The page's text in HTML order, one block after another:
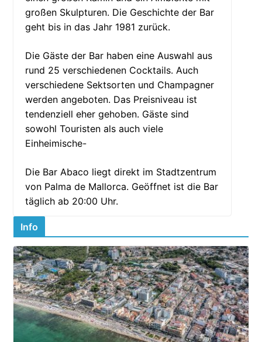
großen Skulpturen. Die Geschichte der Bar
geht bis in das Jahr 1981 zurück.
Die Gäste der Bar haben eine Auswahl aus
rund 25 verschiedenen Cocktails. Auch
verschiedene Sektsorten und Champagner
werden angeboten. Das Preisniveau ist
tendenziell eher gehoben. Gäste sind
sowohl Touristen als auch viele
Einheimische-
Die Bar Abaco liegt direkt im Stadtzentrum
von Palma de Mallorca. Geöffnet ist die Bar
täglich ab 20:00 Uhr.
Info